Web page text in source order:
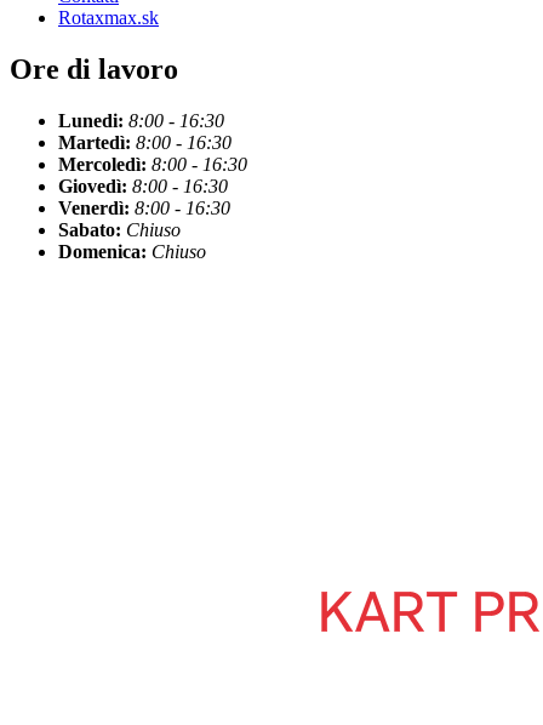
Rotaxmax.sk
Ore di lavoro
Lunedi: 8:00 - 16:30
Martedì: 8:00 - 16:30
Mercoledì: 8:00 - 16:30
Giovedì: 8:00 - 16:30
Venerdì: 8:00 - 16:30
Sabato: Chiuso
Domenica: Chiuso